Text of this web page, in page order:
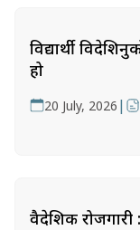
विद्यार्थी
हो
20 July, 2026 |
वैदेशिक